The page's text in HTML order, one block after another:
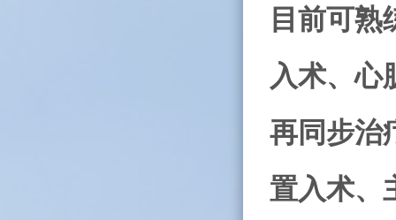
目前可
入术、心
再同步治
置入术、